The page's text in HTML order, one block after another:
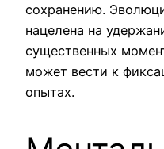
сохранению.
нацелена на
существенных
может вести к
опытах.